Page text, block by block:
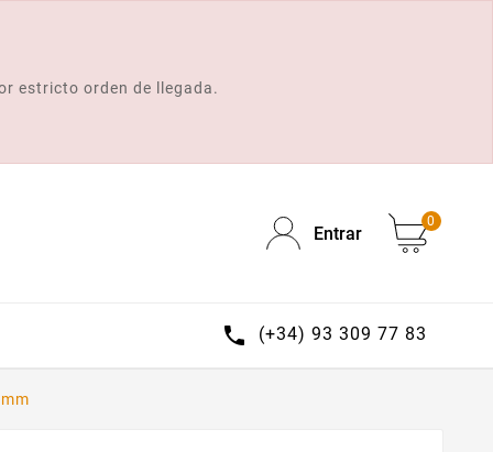
estricto orden de llegada.
Entrar
0
 (+34) 93 309 77 83